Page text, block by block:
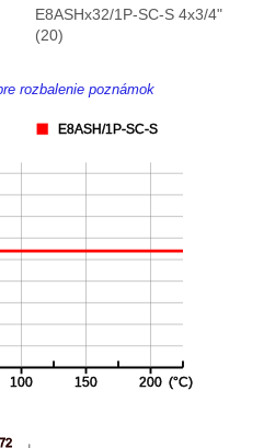
E8ASHx32/1P-SC-S 4x3/4"
(20)
rozbalenie poznámok